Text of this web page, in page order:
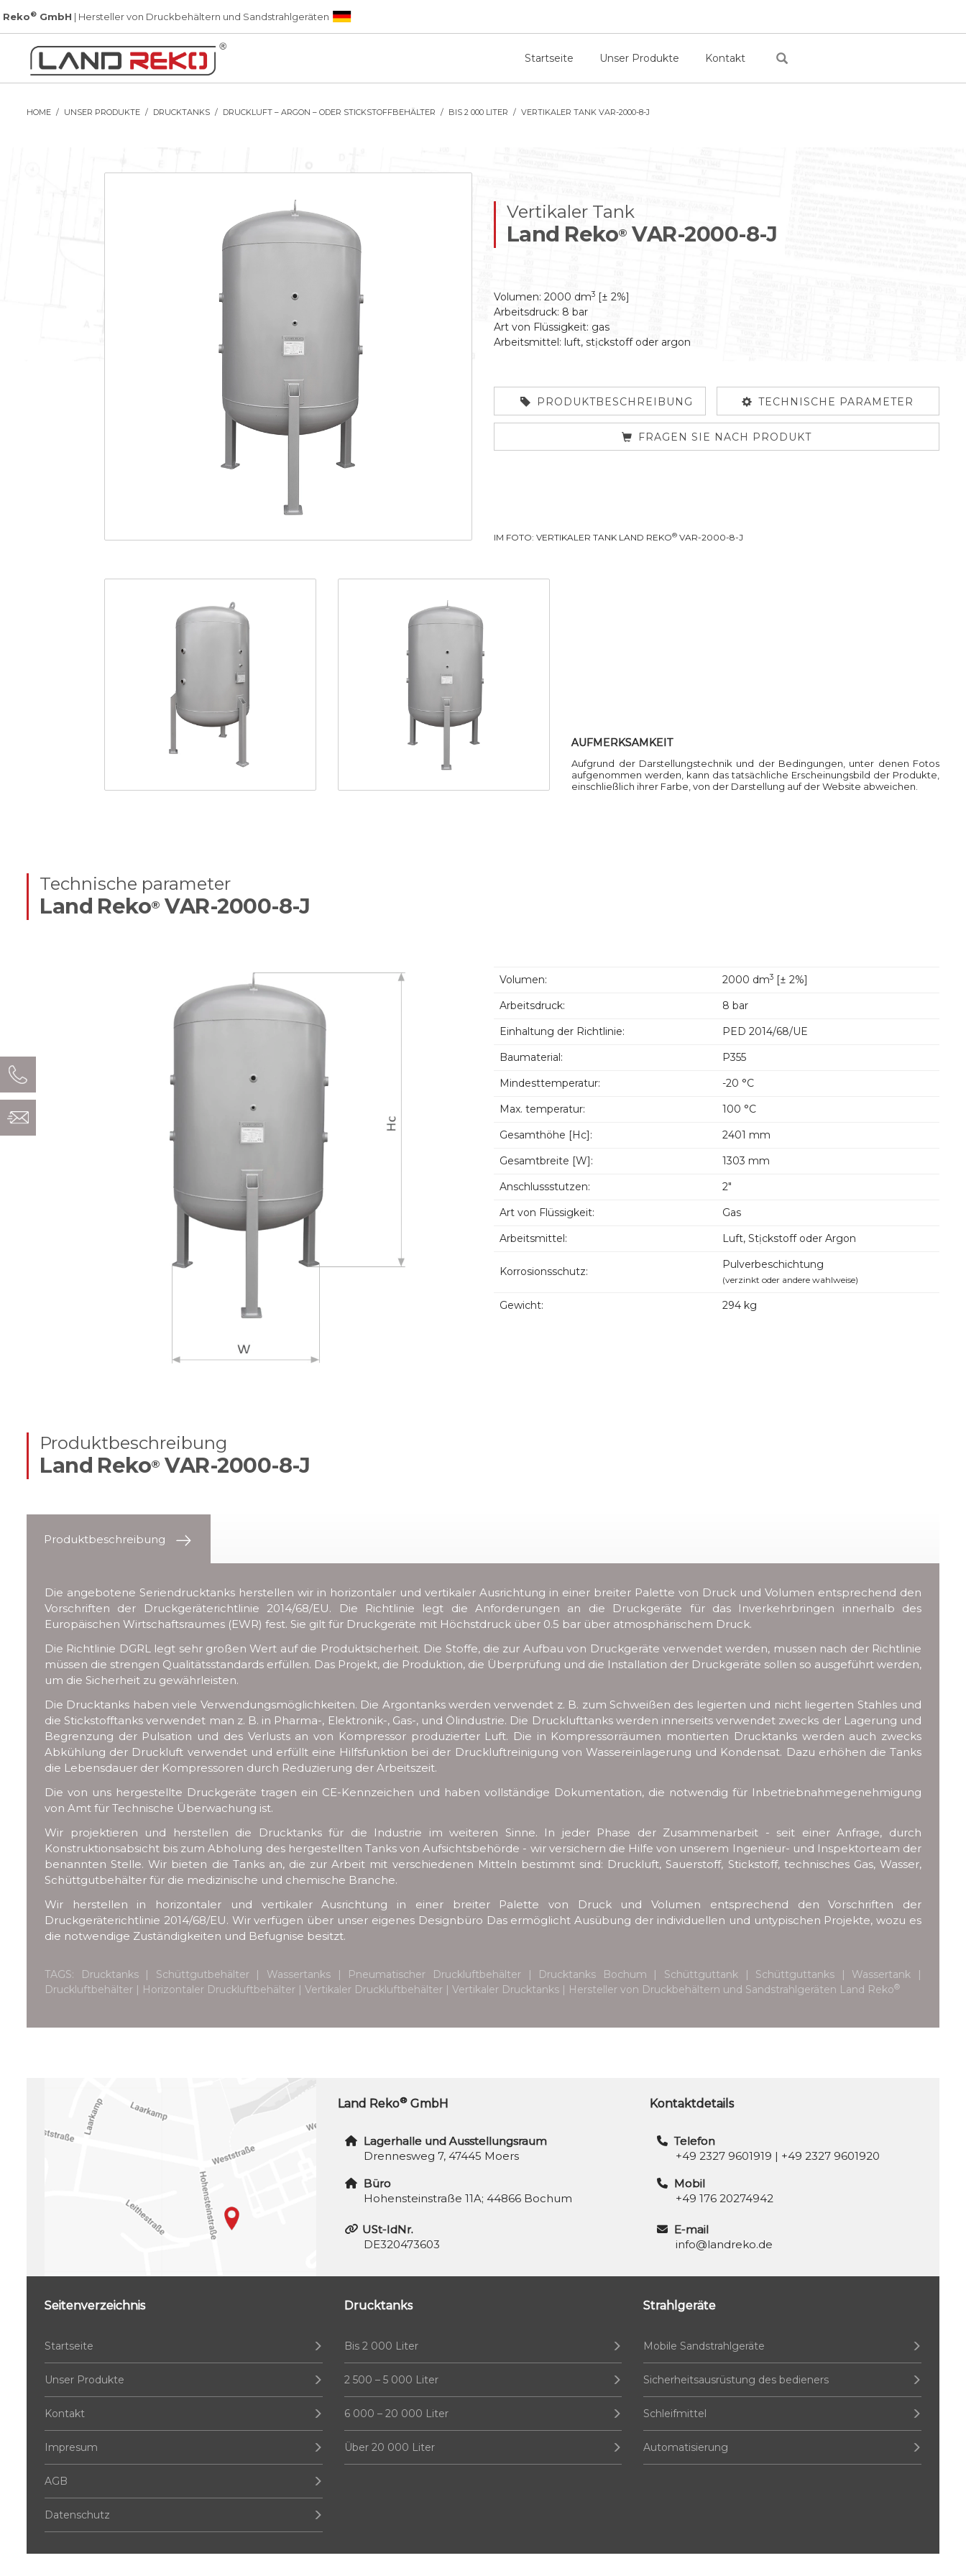
Reko® GmbH | Hersteller von Druckbehältern und Sandstrahlgeräten
Startseite Unser Produkte Kontakt
HOME UNSER PRODUKTE DRUCKTANKS DRUCKLUFT – ARGON – ODER STICKSTOFFBEHÄLTER BIS 2 000 LITER VERTIKALER TANK VAR-2000-8-J
Vertikaler Tank
Land Reko® VAR-2000-8-J
Volumen: 2000 dm3[± 2%]
Arbeitsdruck: 8 bar
Art von Flüssigkeit: gas
Arbeitsmittel: luft, stịckstoff oder argon
PRODUKTBESCHREIBUNG TECHNISCHE PARAMETER
FRAGEN SIE NACH PRODUKT
IM FOTO: VERTIKALER TANK LAND REKO®VAR-2000-8-J
AUFMERKSAMKEIT
Aufgrund der Darstellungstechnik und der Bedingungen, unter denen Fotos
aufgenommen werden, kann das tatsächliche Erscheinungsbild der Produkte,
einschließlich ihrer Farbe, von der Darstellung auf der Website abweichen.
Technische parameter
Land Reko® VAR-2000-8-J
Volumen: 2000 dm3[± 2%]
Arbeitsdruck:
8 bar
Einhaltung der Richtlinie:
PED 2014/68/UE
Baumaterial:
P355
Mindesttemperatur:
-20 °C
Max. temperatur:
100 °C
Gesamthöhe [Hc]:
2401 mm
Gesamtbreite [W]:
1303 mm
Anschlussstutzen:
2"
Art von Flüssigkeit:
Gas
Arbeitsmittel:
Luft, Stịckstoff oder Argon
Korrosionsschutz:
Pulverbeschichtung
(verzinkt oder andere wahlweise)
Gewicht: 294 kg
Produktbeschreibung
Land Reko® VAR-2000-8-J
Produktbeschreibung
Die angebotene Seriendrucktanks herstellen wir in horizontaler und vertikaler Ausrichtung in einer breiter Palette von Druck und Volumen entsprechend den
Vorschriften der Druckgeräterichtlinie 2014/68/EU. Die Richtlinie legt die Anforderungen an die Druckgeräte für das Inverkehrbringen innerhalb des
Europäischen Wirtschaftsraumes (EWR) fest. Sie gilt für Druckgeräte mit Höchstdruck über 0.5 bar über atmosphärischem Druck.
Die Richtlinie DGRL legt sehr großen Wert auf die Produktsicherheit. Die Stoffe, die zur Aufbau von Druckgeräte verwendet werden, mussen nach der Richtlinie
müssen die strengen Qualitätsstandards erfüllen. Das Projekt, die Produktion, die Überprüfung und die Installation der Druckgeräte sollen so ausgeführt werden,
um die Sicherheit zu gewährleisten.
Die Drucktanks haben viele Verwendungsmöglichkeiten. Die Argontanks werden verwendet z. B. zum Schweißen des legierten und nicht liegerten Stahles und
die Stickstofftanks verwendet man z. B. in Pharma-, Elektronik-, Gas-, und Ölindustrie. Die Drucklufttanks werden innerseits verwendet zwecks der Lagerung und
Begrenzung der Pulsation und des Verlusts an von Kompressor produzierter Luft. Die in Kompressorräumen montierten Drucktanks werden auch zwecks
Abkühlung der Druckluft verwendet und erfüllt eine Hilfsfunktion bei der Druckluftreinigung von Wassereinlagerung und Kondensat. Dazu erhöhen die Tanks
die Lebensdauer der Kompressoren durch Reduzierung der Arbeitszeit.
Die von uns hergestellte Druckgeräte tragen ein CE-Kennzeichen und haben vollständige Dokumentation, die notwendig für Inbetriebnahmegenehmigung
von Amt für Technische Überwachung ist.
Wir projektieren und herstellen die Drucktanks für die Industrie im weiteren Sinne. In jeder Phase der Zusammenarbeit - seit einer Anfrage, durch
Konstruktionsabsicht bis zum Abholung des hergestellten Tanks von Aufsichtsbehörde - wir versichern die Hilfe von unserem Ingenieur- und Inspektorteam der
benannten Stelle. Wir bieten die Tanks an, die zur Arbeit mit verschiedenen Mitteln bestimmt sind: Druckluft, Sauerstoff, Stickstoff, technisches Gas, Wasser,
Schüttgutbehälter für die medizinische und chemische Branche.
Wir herstellen in horizontaler und vertikaler Ausrichtung in einer breiter Palette von Druck und Volumen entsprechend den Vorschriften der
Druckgeräterichtlinie 2014/68/EU. Wir verfügen über unser eigenes Designbüro Das ermöglicht Ausübung der individuellen und untypischen Projekte, wozu es
die notwendige Zuständigkeiten und Befugnise besitzt.
TAGS: Drucktanks | Schüttgutbehälter | Wassertanks | Pneumatischer Druckluftbehälter | Drucktanks Bochum | Schüttguttank | Schüttguttanks | Wassertank |
Druckluftbehälter | Horizontaler Druckluftbehälter | Vertikaler Druckluftbehälter | Vertikaler Drucktanks | Hersteller von Druckbehältern und Sandstrahlgeräten Land Reko®
Land Reko® GmbH
Lagerhalle und Ausstellungsraum
Drennesweg 7, 47445 Moers
Büro
Hohensteinstraße 11A; 44866 Bochum
USt-IdNr.
DE320473603
Kontaktdetails
Telefon
+49 2327 9601919 | +49 2327 9601920
Mobil
+49 176 20274942
E-mail
info@landreko.de
Seitenverzeichnis
Startseite
Unser Produkte
Kontakt
Impresum
AGB
Datenschutz
Drucktanks
Bis 2 000 Liter
2 500 – 5 000 Liter
6 000 – 20 000 Liter
Über 20 000 Liter
Strahlgeräte
Mobile Sandstrahlgeräte
Sicherheitsausrüstung des bedieners
Schleifmittel
Automatisierung